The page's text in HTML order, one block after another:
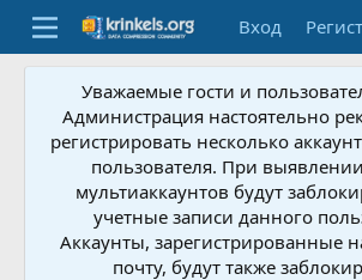
Вход
Уважаемые гости и
Администрация настоятельно
регистрировать несколько
пользователя. При
мультиаккаунтов будут
учетные записи данного
Аккаунты, зарегистрированные
почту, будут также